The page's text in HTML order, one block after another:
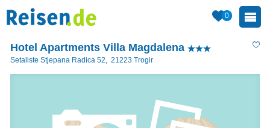
0
Hotel Apartments Villa Magdalena
Setaliste Stjepana Radica 52, 21223 Trogir